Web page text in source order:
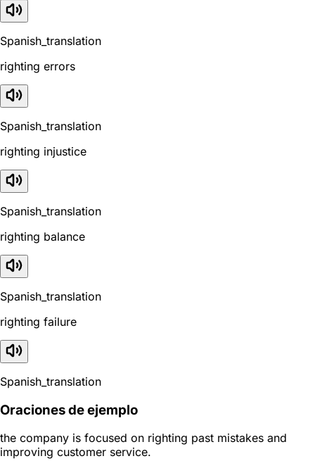
Spanish_translation
righting errors
Spanish_translation
righting injustice
Spanish_translation
righting balance
Spanish_translation
righting failure
Spanish_translation
Oraciones de ejemplo
the company is focused on righting past mistakes and
improving customer service.